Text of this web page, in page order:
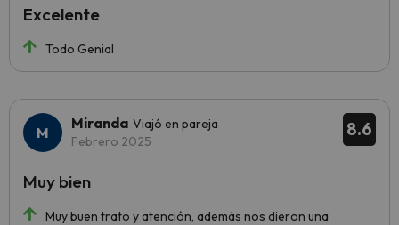
Todo Genial
Excelente
8.6
Miranda Viajó en pareja
Febrero 2025
Muy buen trato y atención, además nos dieron una
Muy bien